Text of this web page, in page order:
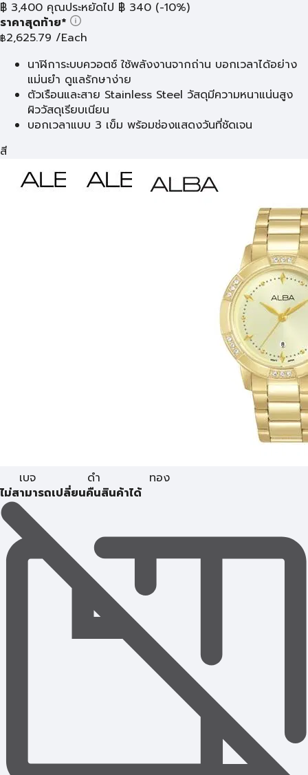
฿ 3,400 คุณประหยัดไป ฿ 340 (-10%)
ราคาสุดท้าย*
฿2,625.79 /Each
นาฬิการะบบควอตซ์ ใช้พลังงานจากถ่าน บอกเวลาได้อย่าง
แม่นยำ ดูแลรักษาง่าย
ตัวเรือนและสาย Stainless Steel วัสดุมีความหนาแน่นสูง
ผิววัสดุเรียบเนียน
บอกเวลาแบบ 3 เข็ม พร้อมช่องแสดงวันที่ชัดเจน
สี
เบจ ดำ
ทอง
ไม่สามารถเปลี่ยนคืนสินค้าได้